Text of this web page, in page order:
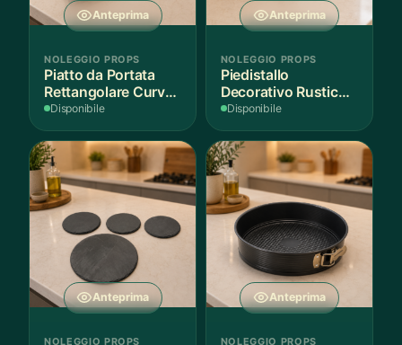
Anteprima
NOLEGGIO PROPS
Piatto da Portata
Rettangolare Curvo
Bianco
Disponibile
Anteprima
NOLEGGIO PROPS
Piedistallo
Decorativo Rustico
in Legno
Disponibile
Anteprima
NOLEGGIO PROPS
Anteprima
NOLEGGIO PROPS